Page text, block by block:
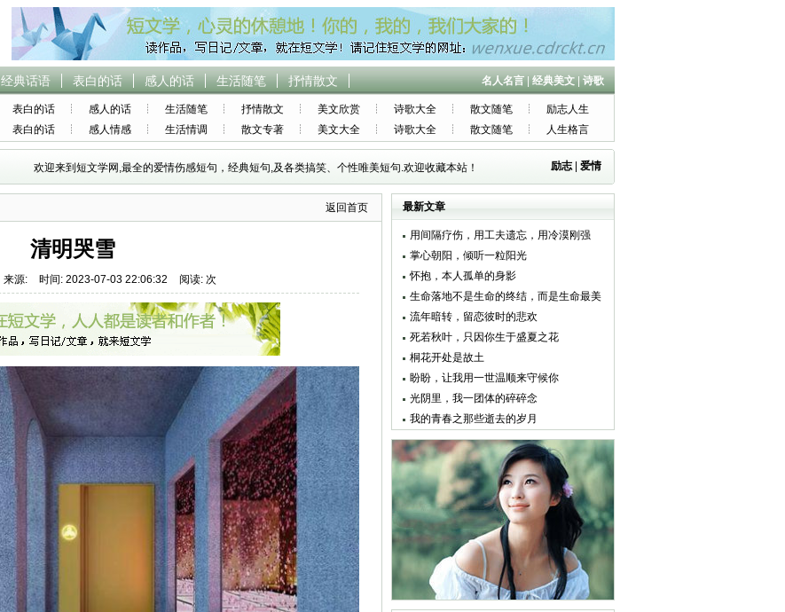
经典话语 表白的话 感人的话 生活随笔 抒情散文 名人名言| 经典美文 诗歌
表白的话 感人的话 生活随笔 抒情散文 美文欣赏 诗歌大全 散文随笔
励志人生
表白的话 感人情感 生活情调 散文专著 美文大全 诗歌大全 散文随笔 人生格言
欢迎来到短文学网,最全的爱情伤感短句，经典短句,及各类搞笑、个性唯美短句.欢迎收藏本站！ 励志| 爱情
返回首页
清明哭雪
来源: 时间: 2023-07-03 22:06:32 阅读: 次
最新文章
用间隔疗伤，用工夫遗忘，用冷漠刚强
掌心朝阳，倾听一粒阳光
怀抱，本人孤单的身影
生命落地不是生命的终结，而是生命最美
的绽放
流年暗转，留恋彼时的悲欢
死若秋叶，只因你生于盛夏之花
桐花开处是故土
盼盼，让我用一世温顺来守候你
光阴里，我一团体的碎碎念
我的青春之那些逝去的岁月